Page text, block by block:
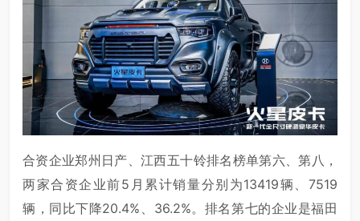
合资企业郑州日产、江西五十铃排名榜单第六、第八，
两家合资企业前5月累计销量分别为13419辆、7519
辆，同比下降20.4%、36.2%。排名第七的企业是福田